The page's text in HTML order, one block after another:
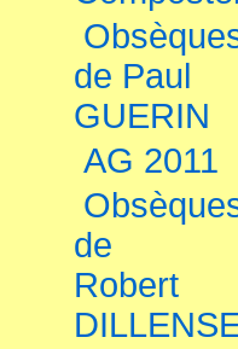
de Paul
GUERIN
AG 2011
de
Robert